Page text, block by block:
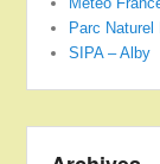
Parc
SIPA – Alby